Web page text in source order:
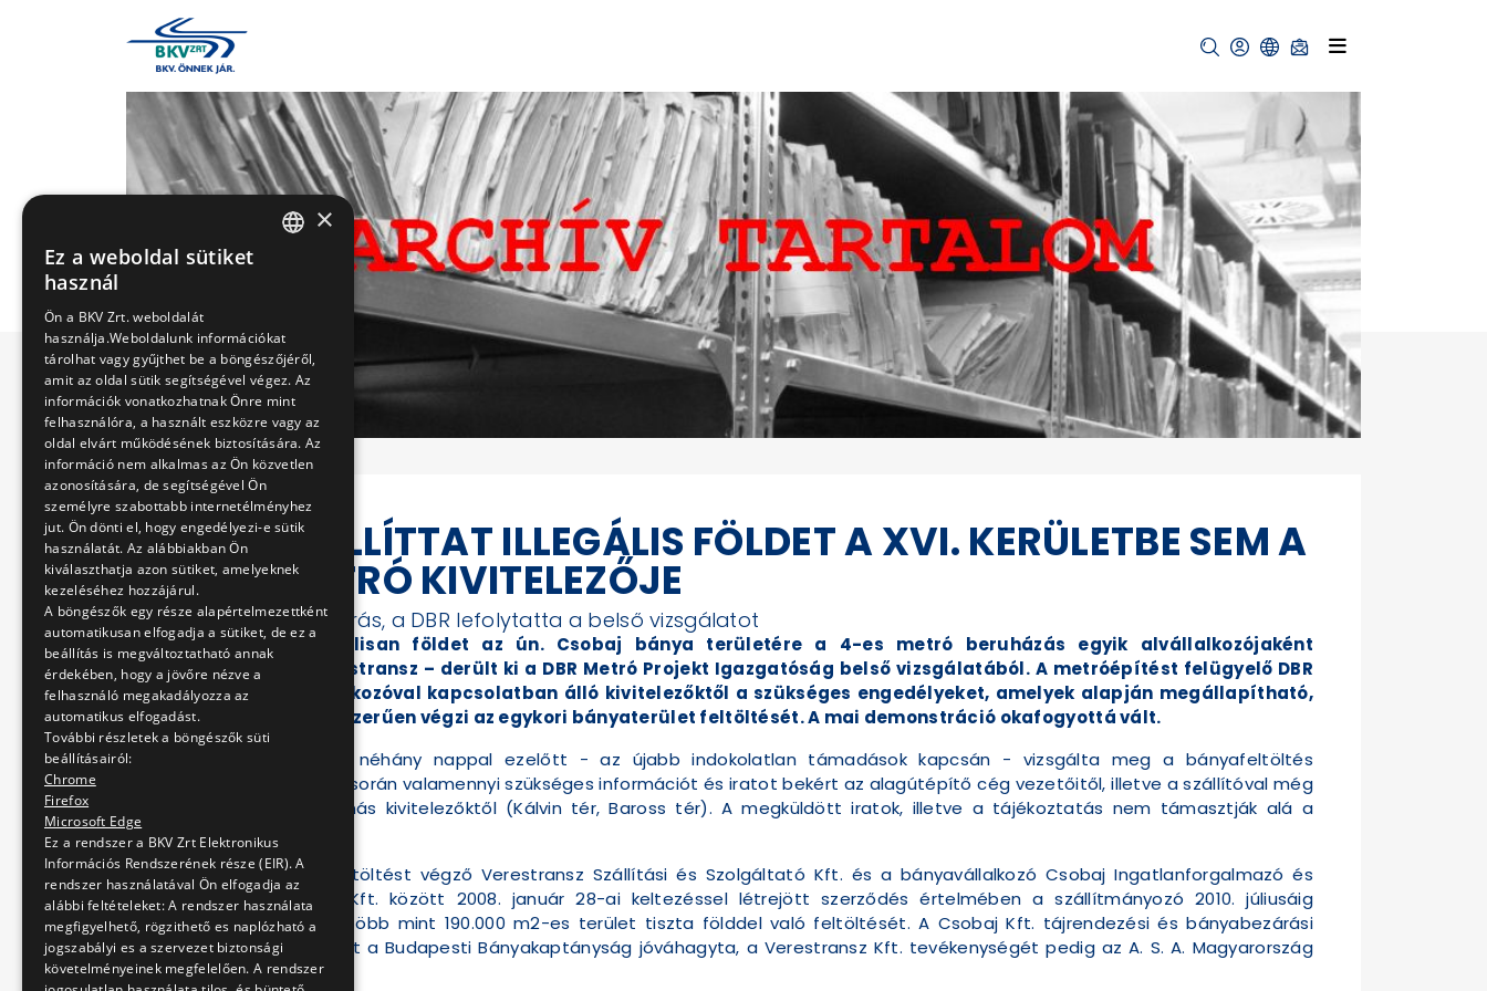
NEM SZÁLLÍTTAT ILLEGÁLIS FÖLDET A XVI. KERÜLETBE SEM A
4-ES METRÓ KIVITELEZŐJE
Érthetetlen útlezárás, a DBR lefolytatta a belső vizsgálatot
Nem szállít illegálisan földet az ún. Csobaj bánya területére a 4-es metró beruházás egyik alvállalkozójaként
közreműködő Verestransz – derült ki a DBR Metró Projekt Igazgatóság belső vizsgálatából. A metróépítést felügyelő DBR
bekérte az alvállalkozóval kapcsolatban álló kivitelezőktől a szükséges engedélyeket, amelyek alapján megállapítható,
hogy a szállító jogszerűen végzi az egykori bányaterület feltöltését. A mai demonstráció okafogyottá vált.
Az építtető éppen néhány nappal ezelőtt - az újabb indokolatlan támadások kapcsán - vizsgálta meg a bányafeltöltés
körülményeit, amely során valamennyi szükséges információt és iratot bekért az alagútépítő cég vezetőitől, illetve a szállítóval még
kapcsolatban álló más kivitelezőktől (Kálvin tér, Baross tér). A megküldött iratok, illetve a tájékoztatás nem támasztják alá a
találgatásokat.
A szállítást és a feltöltést végző Verestransz Szállítási és Szolgáltató Kft. és a bányavállalkozó Csobaj Ingatlanforgalmazó és
Ingatlanhasznosító Kft. között 2008. január 28-ai keltezéssel létrejött szerződés értelmében a szállítmányozó 2010. júliusáig
jogszerűen végzi a több mint 190.000 m2-es terület tiszta földdel való feltöltését. A Csobaj Kft. tájrendezési és bányabezárási
műszaki üzemi tervét a Budapesti Bányakaptányság jóváhagyta, a Verestransz Kft. tevékenységét pedig az A. S. A. Magyarország
Kft. engedélyezte.
×
Ez a weboldal sütiket
használ
Ön a BKV Zrt. weboldalát
használja.Weboldalunk információkat
tárolhat vagy gyűjthet be a böngészőjéről,
amit az oldal sütik segítségével végez. Az
információk vonatkozhatnak Önre mint
felhasználóra, a használt eszközre vagy az
oldal elvárt működésének biztosítására. Az
információ nem alkalmas az Ön közvetlen
azonosítására, de segítségével Ön
személyre szabottabb internetélményhez
jut. Ön dönti el, hogy engedélyezi-e sütik
használatát. Az alábbiakban Ön
kiválaszthatja azon sütiket, amelyeknek
kezeléséhez hozzájárul.
A böngészők egy része alapértelmezettként
automatikusan elfogadja a sütiket, de ez a
beállítás is megváltoztatható annak
érdekében, hogy a jövőre nézve a
felhasználó megakadályozza az
automatikus elfogadást.
További részletek a böngészők süti
beállításairól:
Chrome
Firefox
Microsoft Edge
Ez a rendszer a BKV Zrt Elektronikus
Információs Rendszerének része (EIR). A
rendszer használatával Ön elfogadja az
alábbi feltételeket: A rendszer használata
megfigyelhető, rögzithető es naplózható a
jogszabályi es a szervezet biztonsági
követelményeinek megfelelően. A rendszer